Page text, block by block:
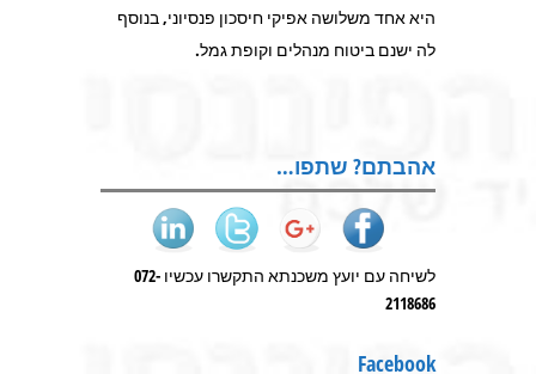
היא אחד משלושה אפיקי חיסכון פנסיוני, בנוסף
לה ישנם ביטוח מנהלים וקופת גמל.
אהבתם? שתפו…
לשיחה עם יועץ משכנתא התקשרו עכשיו 072-
2118686
Facebook